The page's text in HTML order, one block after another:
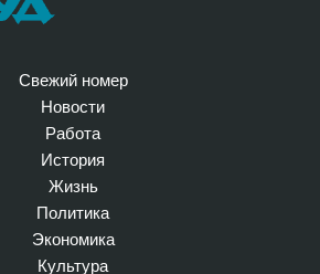
Свежий номер
Новости
Работа
История
Жизнь
Политика
Экономика
Культура